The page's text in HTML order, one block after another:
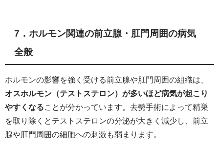
7．ホルモン関連の前立腺・肛門周囲の病気
全般
ホルモンの影響を強く受ける前立腺や肛門周囲の組織は、
オスホルモン（テストステロン）が多いほど病気が起こり
やすくなる ことが分かっています。去勢手術によって精巣
を取り除くとテストステロンの分泌が大きく減少し、前立
腺や肛門周囲の細胞への刺激も弱まります。